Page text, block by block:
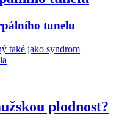
tunelu
také jako syndrom
plodnost?